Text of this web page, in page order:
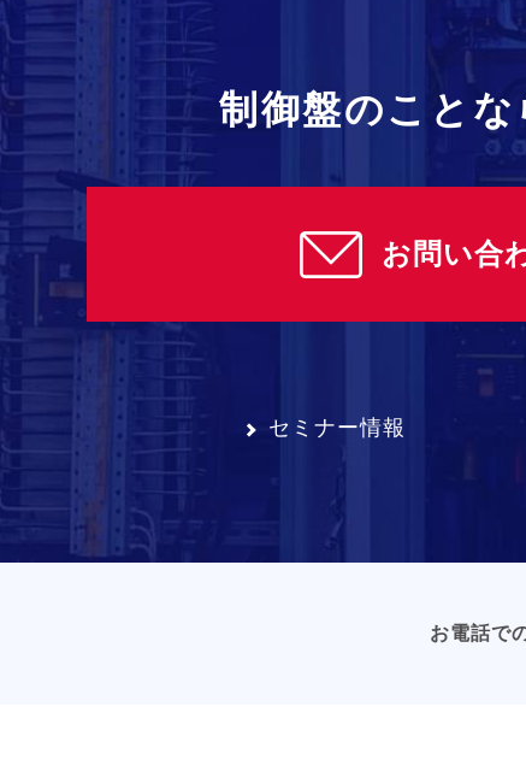
制御盤のこと
お問い合
セミナー情報
お電話で